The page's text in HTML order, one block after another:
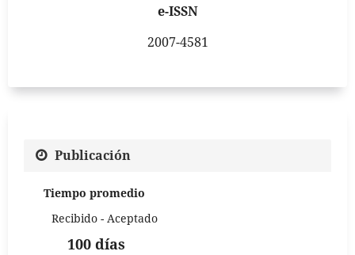
e-ISSN
2007-4581
Publicación
Tiempo promedio
Recibido - Aceptado
100 días